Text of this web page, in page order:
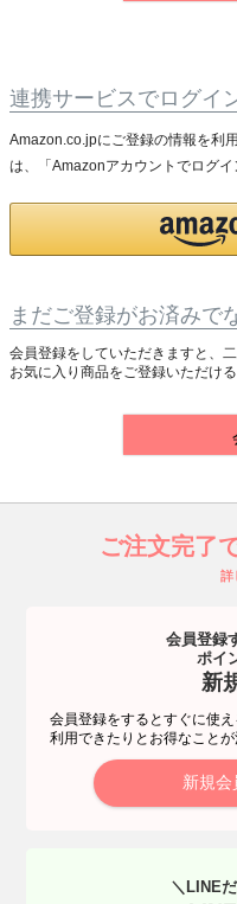
連携サービスでログイ
Amazon.co.jpにご登録の情報を利
は、「Amazonアカウントでログイ
まだご登録がお済みで
会員登録をしていただきますと、
お気に入り商品をご登録いただけ
ご注文完了
詳
会員登録
ポイ
新
会員登録をするとすぐに使
利用できたりとお得なことが
新規会
＼LINE